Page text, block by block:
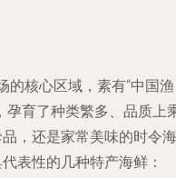
核心区域，素有“中国渔
孕育了种类繁多、品质上
，还是家常美味的时令海
表性的几种特产海鲜：